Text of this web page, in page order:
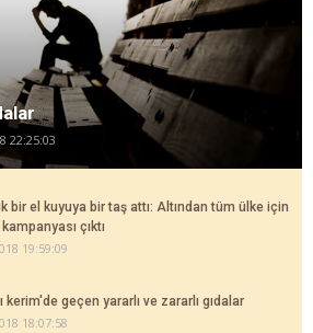
22:25:03
bir el kuyuya bir taş attı: Altından tüm ülke için
çıktı
19:59:09
kerim'de geçen yararlı ve zararlı gıdalar
18:07:58